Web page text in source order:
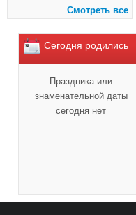
Смотреть все
Сегодня родились
Праздника или
знаменательной даты
сегодня нет